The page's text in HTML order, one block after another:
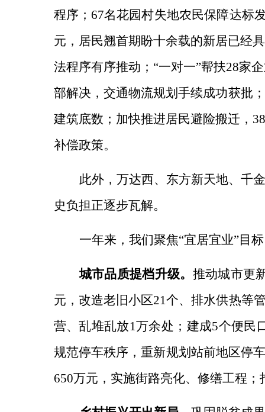
程序；67名花园村失地农民保障达标
元，居民翘首期盼十余载的新居已经
法程序有序推动；“一对一”帮扶28家
部解决，交通物流规划手续成功获批
建筑底数；加快推进居民避险搬迁，
补偿政策。
此外，万达西、东方新天地、千
史负担正逐步瓦解。
一年来，我们聚焦“宜居宜业”目
城市品质提档升级。 推动城市更
元，改造老旧小区21个、排水供热等
营、乱堆乱放1万余处；建成5个便民
规范停车秩序，重新规划站前地区停
650万元，实施街路亮化、修缮工程